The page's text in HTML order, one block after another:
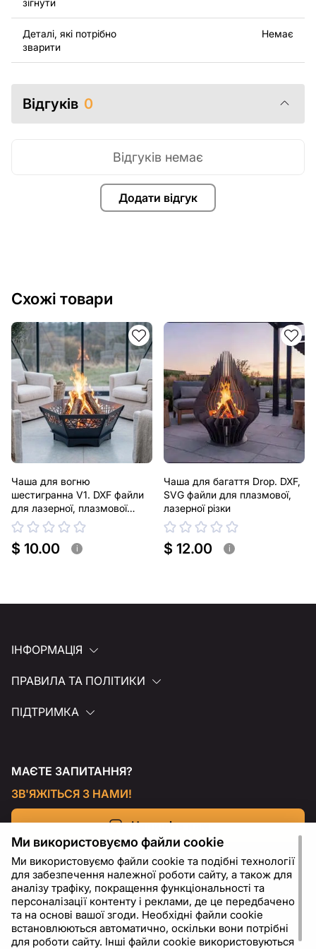
завжди готові допомогти.
зігнути
Деталі, які потрібно
зварити
Немає
Відгуків 0
Додати відгук
Відгуків немає
Схожі товари
Чаша для вогню
шестигранна V1. DXF файли
для лазерної, плазмової
різки
$ 10.00 i
Чаша для багаття Drop. DXF,
SVG файли для плазмової,
лазерної різки
$ 12.00 i
ІНФОРМАЦІЯ
ПРАВИЛА ТА ПОЛІТИКИ
ПІДТРИМКА
МАЄТЕ ЗАПИТАННЯ?
ЗВ'ЯЖІТЬСЯ З НАМИ!
Напишіть нам
Ми використовуємо файли cookie
Ми використовуємо файли cookie та подібні технології
для забезпечення належної роботи сайту, а також для
аналізу трафіку, покращення функціональності та
персоналізації контенту і реклами, де це передбачено
та на основі вашої згоди. Необхідні файли cookie
встановлюються автоматично, оскільки вони потрібні
для роботи сайту. Інші файли cookie використовуються